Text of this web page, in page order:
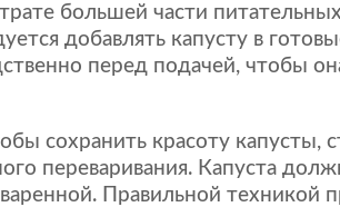
большей части
добавлять капусту в
перед подачей, чтобы
сохранить красоту капусты,
переваривания. Капуста
Правильной техникой